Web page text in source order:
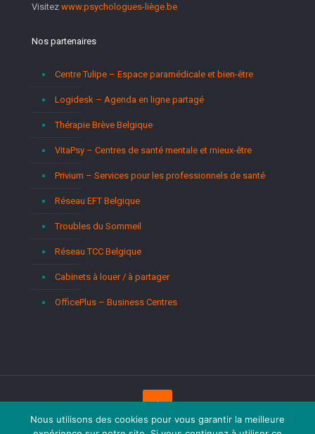
Visitez www.psychologues-liège.be
Nos partenaires
Centre Tulipe – Espace paramédicale et bien-être
Logidesk – Agenda en ligne partagé
Thérapie Brève Belgique
VitaPsy – Centres de santé mentale et mieux-être
Privium – Services pour les professionnels de santé
Réseau EFT Belgique
Troubles du Sommeil
Réseau TCC Belgique
Cabinets à louer / à partager
OfficePlus – Business Centres
Nous utilisons des cookies pour vous garantir la meilleure